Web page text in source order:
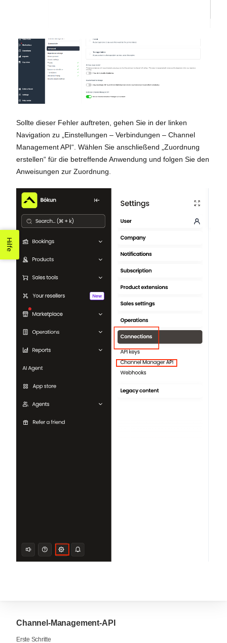
Sollte dieser Fehler auftreten, gehen Sie in der linken
Navigation zu „Einstellungen – Verbindungen – Channel
Management API“. Wählen Sie anschließend „Zuordnung
erstellen“ für die betreffende Anwendung und folgen Sie den
Anweisungen zur Zuordnung.
Channel-Management-API
Erste Schritte
Hilfe